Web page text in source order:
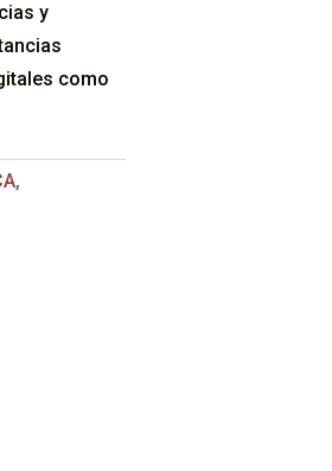
y
como
,